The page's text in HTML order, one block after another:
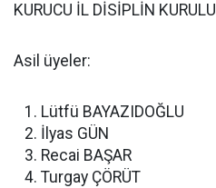
KURUCU İL DİSİPLİN KURULU
Asil üyeler:
Lütfü BAYAZIDOĞLU
İlyas GÜN
Recai BAŞAR
Turgay ÇÖRÜT